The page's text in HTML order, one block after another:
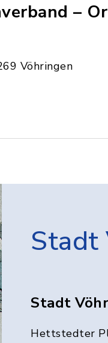
–
Vöhringen
Stadt
Stadt
Hettstedter